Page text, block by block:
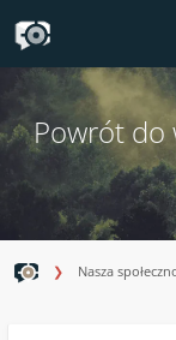
Powrót do
Nasza